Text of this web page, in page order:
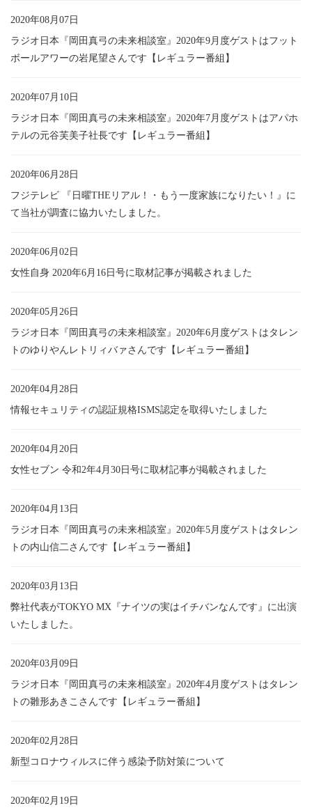
2020年08月07日
ラジオ日本『岡田真弓の未来相談室』2020年9月度ゲストはフット
ボールアワーの岩尾望さんです【レギュラー番組】
2020年07月10日
ラジオ日本『岡田真弓の未来相談室』2020年7月度ゲストはアパホ
テルの元谷芙美子社長です【レギュラー番組】
2020年06月28日
フジテレビ 『日曜THEリアル！・もう一度家族になりたい！』に
て当社が調査に協力いたしました。
2020年06月02日
女性自身 2020年6月16日号に取材記事が掲載されました
2020年05月26日
ラジオ日本『岡田真弓の未来相談室』2020年6月度ゲストはタレン
トのゆりやんレトリィバァさんです【レギュラー番組】
2020年04月28日
情報セキュリティの認証規格ISMS認定を取得いたしました
2020年04月20日
女性セブン 令和2年4月30日号に取材記事が掲載されました
2020年04月13日
ラジオ日本『岡田真弓の未来相談室』2020年5月度ゲストはタレン
トの内山信二さんです【レギュラー番組】
2020年03月13日
弊社代表がTOKYO MX『ナイツの実はイチバンなんです』に出演
いたしました。
2020年03月09日
ラジオ日本『岡田真弓の未来相談室』2020年4月度ゲストはタレン
トの雛形あきこさんです【レギュラー番組】
2020年02月28日
新型コロナウィルスに伴う感染予防対策について
2020年02月19日